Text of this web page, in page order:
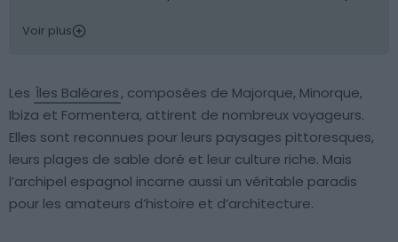
Voir plus
Les Îles Baléares, composées de Majorque, Minorque,
Ibiza et Formentera, attirent de nombreux voyageurs.
Elles sont reconnues pour leurs paysages pittoresques,
leurs plages de sable doré et leur culture riche. Mais
l’archipel espagnol incarne aussi un véritable paradis
pour les amateurs d’histoire et d’architecture.